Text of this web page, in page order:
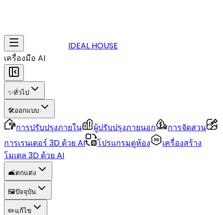
IDEAL HOUSE
เครื่องมือ AI
✨ทั่วไป
🛠️ออกแบบ
การปรับปรุงภายใน ผู้ปรับปรุงภายนอก
การจัดสวน
การเรนเดอร์ 3D ด้วย AI
โปรแกรมดูห้อง
เครื่องสร้าง
โมเดล 3D ด้วย AI
🛋️ตกแต่ง
🖼️ปัจจุบัน
✏️แก้ไข